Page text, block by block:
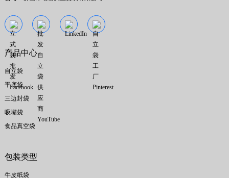
产品中心
自立袋
平底袋
三边封袋
吸嘴袋
食品真空袋
包装类型
牛皮纸袋